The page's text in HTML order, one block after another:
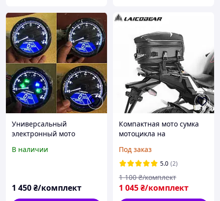
Универсальный
электронный мото
панель приборов до
В наличии
1 450₴/комплект
Компактная мото сумка
мотоцикла на
Под заказ
5.0 (2)
1 045₴/комплект
1 100 ₴/комплект